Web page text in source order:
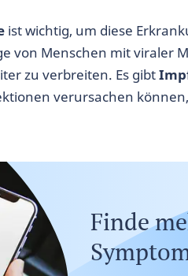
ist wichtig, um diese
von Menschen mit viraler
zu verbreiten. Es gibt
verursachen
Finde